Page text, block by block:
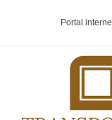
Portal